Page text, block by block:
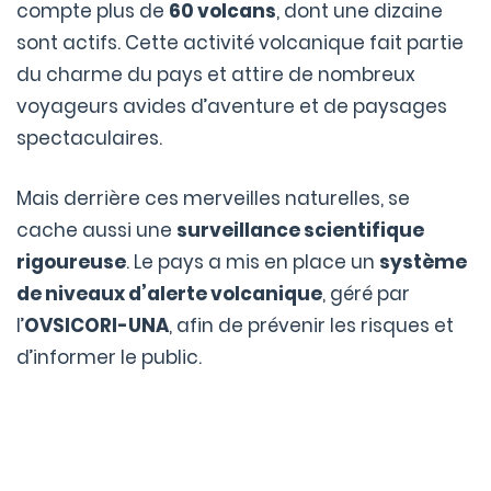
compte plus de 60 volcans, dont une dizaine
sont actifs. Cette activité volcanique fait partie
du charme du pays et attire de nombreux
voyageurs avides d’aventure et de paysages
spectaculaires.
Mais derrière ces merveilles naturelles, se
cache aussi une surveillance scientifique
rigoureuse. Le pays a mis en place un système
de niveaux d’alerte volcanique, géré par
l’OVSICORI-UNA, afin de prévenir les risques et
d’informer le public.